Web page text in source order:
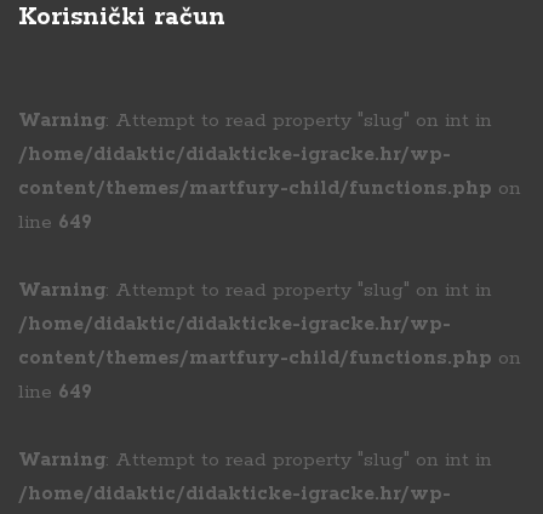
Korisnički račun
Warning: Attempt to read property "slug" on int in
/home/didaktic/didakticke-igracke.hr/wp-
content/themes/martfury-child/functions.php on
line 649
Warning: Attempt to read property "slug" on int in
/home/didaktic/didakticke-igracke.hr/wp-
content/themes/martfury-child/functions.php on
line 649
Warning: Attempt to read property "slug" on int in
/home/didaktic/didakticke-igracke.hr/wp-